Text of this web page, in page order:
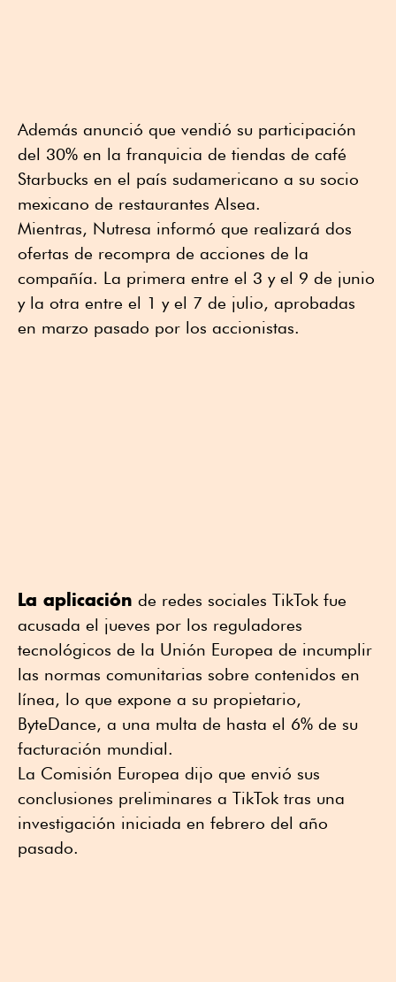
Además anunció que vendió su participación
del 30% en la franquicia de tiendas de café
Starbucks en el país sudamericano a su socio
mexicano de restaurantes Alsea.
Mientras, Nutresa informó que realizará dos
ofertas de recompra de acciones de la
compañía. La primera entre el 3 y el 9 de junio
y la otra entre el 1 y el 7 de julio, aprobadas
en marzo pasado por los accionistas.
La aplicación de redes sociales TikTok fue
acusada el jueves por los reguladores
tecnológicos de la Unión Europea de incumplir
las normas comunitarias sobre contenidos en
línea, lo que expone a su propietario,
ByteDance, a una multa de hasta el 6% de su
facturación mundial.
La Comisión Europea dijo que envió sus
conclusiones preliminares a TikTok tras una
investigación iniciada en febrero del año
pasado.